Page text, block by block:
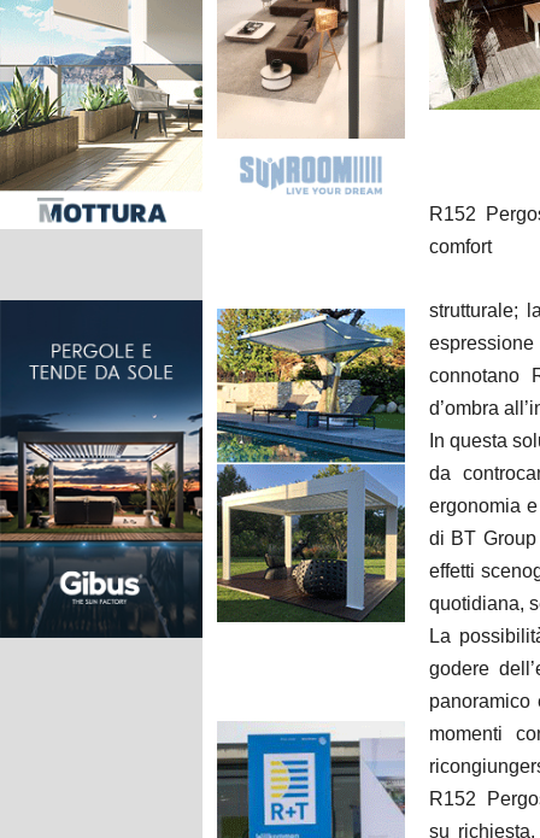
R152
comfort
strutturale;
connotano
d’ombra
In questa
da
ergonomia
di BT
effetti
quotidiana,
La
godere
panoramico
momenti
R152
su